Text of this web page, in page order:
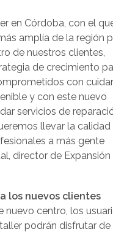
en Córdoba, con el
amplía de la región
de nuestros clientes,
de crecimiento
con
y con este nuevo
servicios de
llevar la calidad
a más gente
director de
los nuevos clientes
nuevo centro, los
podrán disfrutar de